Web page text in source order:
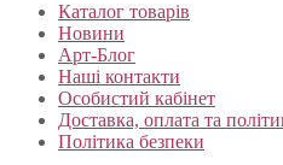
Каталог товарів
Новини
Арт-Блог
Наші контакти
Особистий кабінет
Доставка, оплата та
Політика безпеки